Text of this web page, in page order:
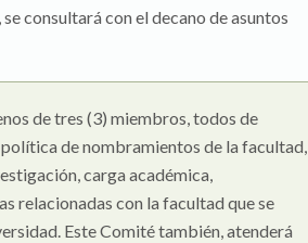
consultará con el decano de asuntos
de tres (3) miembros, todos de
de nombramientos de la facultad,
carga académica,
relacionadas con la facultad que se
Este Comité también, atenderá